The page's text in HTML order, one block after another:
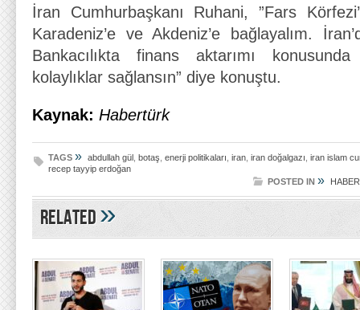
İran Cumhurbaşkanı Ruhani, ”Fars
Karadeniz’e ve Akdeniz’e bağlayalım.
Bankacılıkta finans aktarımı
kolaylıklar sağlansın” diye konuştu.
Kaynak: Habertürk
TAGS » abdullah gül botaş enerji politikaları iran iran doğalgazı iran islam
recep tayyip erdoğan
POSTED IN »
Related»